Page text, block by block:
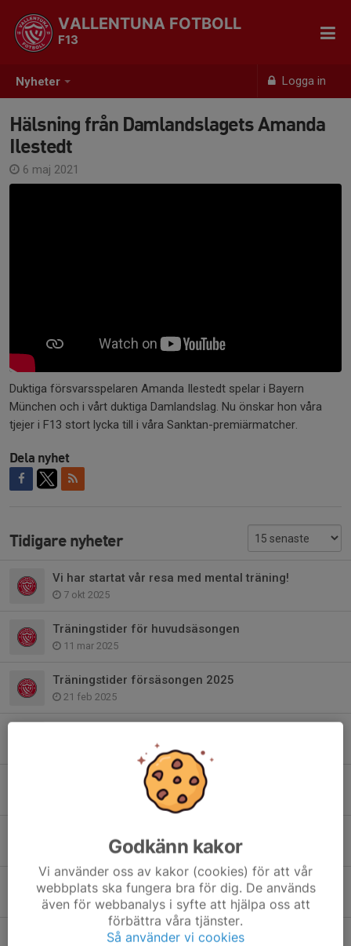
Nyheter Logga in
VALLENTUNA FOTBOLL
F13
Hälsning från Damlandslagets Amanda
Ilestedt
6 maj 2021
Duktiga försvarsspelaren Amanda Ilestedt spelar i Bayern
München och i vårt duktiga Damlandslag. Nu önskar hon våra
tjejer i F13 stort lycka till i våra Sanktan-premiärmatcher.
Dela nyhet
Tidigare nyheter
Vi har startat vår resa med mental träning!
7 okt 2025
Träningstider för huvudsäsongen
11 mar 2025
Träningstider försäsongen 2025
21 feb 2025
Övergång till att träna ute
Träningstider fram till nyår
19 okt 2022
Lagets regler
Godkänn kakor
Vi använder oss av kakor (cookies) för att vår
webbplats ska fungera bra för dig. De används
även för webbanalys i syfte att hjälpa oss att
förbättra våra tjänster.
Så använder vi cookies